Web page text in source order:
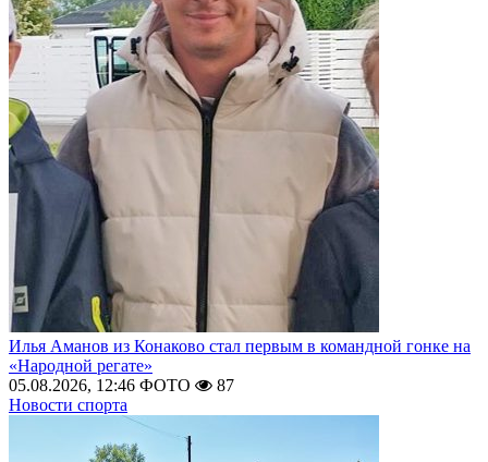
Илья Аманов из Конаково стал первым в командной гонке на
«Народной регате»
05.08.2026, 12:46 ФОТО
87
Новости спорта